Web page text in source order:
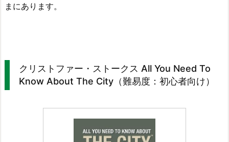
まにあります。
クリストファー・ストークス All You Need To
Know About The City（難易度：初心者向け）